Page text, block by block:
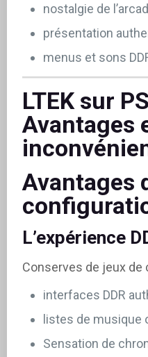
nostalgie de
présentation
menus et sons
LTEK sur
Avantages
Avantages
L’expérience
Conserves de jeux de
interfaces DDR
listes de musique
Sensation de